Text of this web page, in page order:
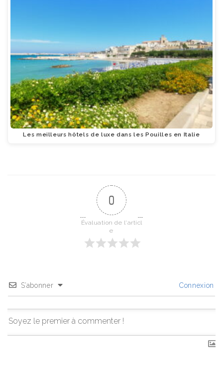
Les meilleurs hôtels de luxe dans les Pouilles en Italie
0
Évaluation de l'articl
e
S’abonner Connexion